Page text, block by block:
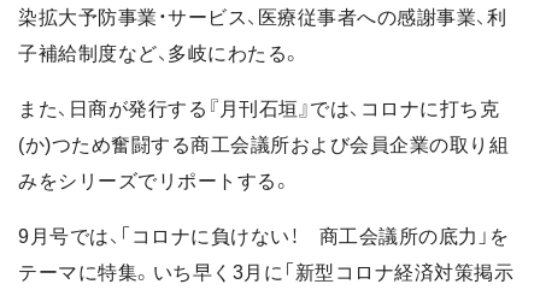
染拡大予防事業・サービス、医療従事者への感謝事業、利
子補給制度など、多岐にわたる。
また、日商が発行する『月刊石垣』では、コロナに打ち克
(か)つため奮闘する商工会議所および会員企業の取り組
みをシリーズでリポートする。
9月号では、「コロナに負けない！ 商工会議所の底力」を
テーマに特集。いち早く3月に「新型コロナ経済対策掲示